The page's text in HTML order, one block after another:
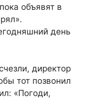
объявят в
день
директор
тот позвонил
«Погоди,